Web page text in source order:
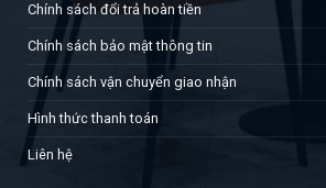
Chính sách đổi trả hoàn tiền
Chính sách bảo mật thông tin
Chính sách vận chuyển giao nhận
Hình thức thanh toán
Liên hệ